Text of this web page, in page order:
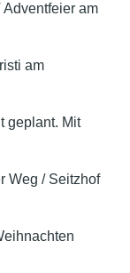
am
am
geplant. Mit
Weg / Seitzhof